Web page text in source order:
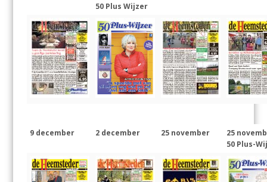
k p
50 Plus Wijzer
9 december 2 december 25 november
25
50 Plus-